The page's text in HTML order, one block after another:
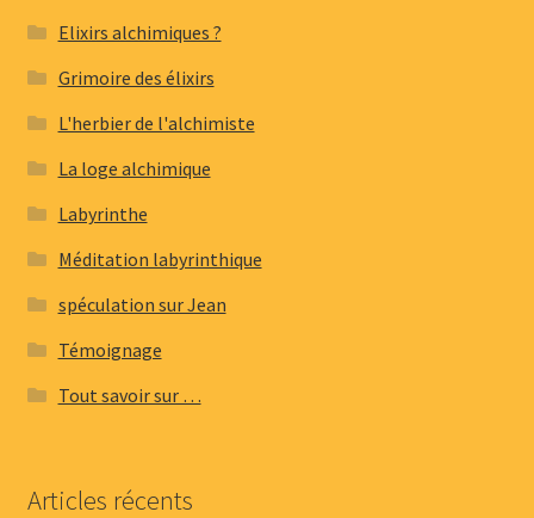
Elixirs alchimiques ?
Grimoire des élixirs
L'herbier de l'alchimiste
La loge alchimique
Labyrinthe
Méditation labyrinthique
spéculation sur Jean
Témoignage
Tout savoir sur …
Articles récents